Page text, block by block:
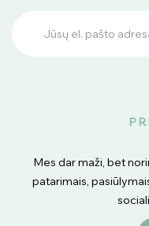
Mes dar maži, bet
patarimais,